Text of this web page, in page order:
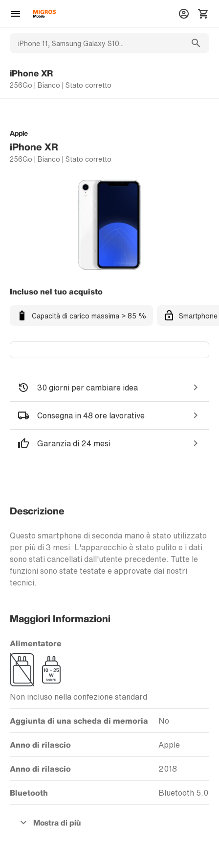
iPhone XR
256Go | Bianco | Stato corretto
Apple
iPhone XR
256Go | Bianco | Stato corretto
Incluso nel tuo acquisto
Capacità di carico massima > 85 %
30 giorni per cambiare idea
Consegna in 48 ore lavorative
Garanzia di 24 mesi
Descrizione
Questo smartphone di seconda mano è stato utilizzato
per più di 3 mesi. L'apparecchio è stato pulito e i dati
sono stati cancellati dall'utente precedente. Tutte le
funzioni sono state testate e approvate dai nostri
tecnici.
Maggiori Informazioni
Alimentatore
Non incluso nella confezione standard
Aggiunta di una scheda di memoria No
Anno di rilascio Apple
Anno di rilascio 2018
Bluetooth Bluetooth 5.0